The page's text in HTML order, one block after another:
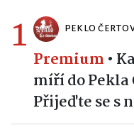
1 PEKLO
Premium •
míří do
Přijeďte se s